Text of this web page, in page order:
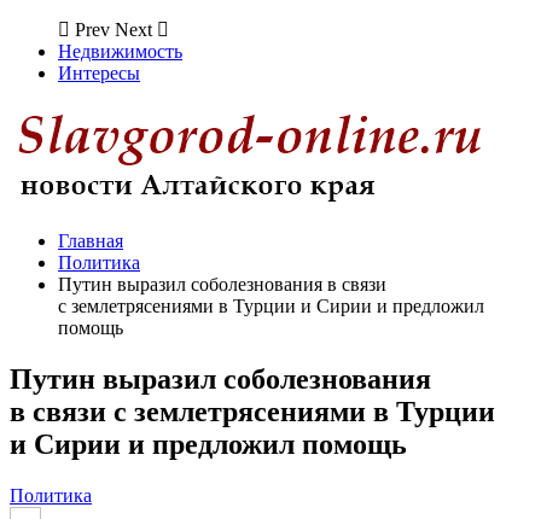
Prev Next
Недвижимость
Интересы
Главная
Политика
Путин выразил соболезнования в связи
с землетрясениями в Турции и Сирии и предложил
помощь
Путин выразил соболезнования
в связи с землетрясениями в Турции
и Сирии и предложил помощь
Политика